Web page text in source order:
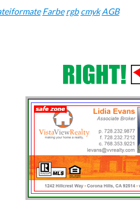
Farbe rgb cmyk AGB